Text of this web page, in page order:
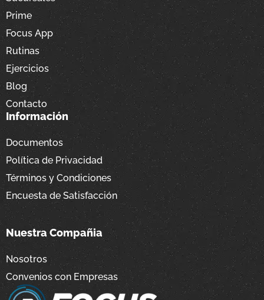
Prime
Focus App
Rutinas
Ejercicios
Blog
Contacto
Información
Documentos
Política de Privacidad
Términos y Condiciones
Encuesta de Satisfacción
Nuestra Compañia
Nosotros
Convenios con Empresas